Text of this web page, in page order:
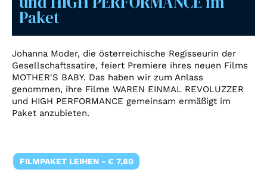
Account
Paket
Johanna Moder, die österreichische Regisseurin der
Gesellschaftssatire, feiert Premiere ihres neuen Films
MOTHER'S BABY. Das haben wir zum Anlass
genommen, ihre Filme WAREN EINMAL REVOLUZZER
und HIGH PERFORMANCE gemeinsam ermäßigt im
Paket anzubieten.
FILMPAKET LEIHEN - € 7,80